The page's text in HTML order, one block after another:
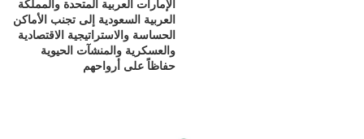
الإمارات العربية المتحدة والمملكة
العربية السعودية إلى تجنب الأماكن
الحساسة والاستراتيجية الاقتصادية
والعسكرية والمنشآت الحيوية
حفاظاً على أرواحهم